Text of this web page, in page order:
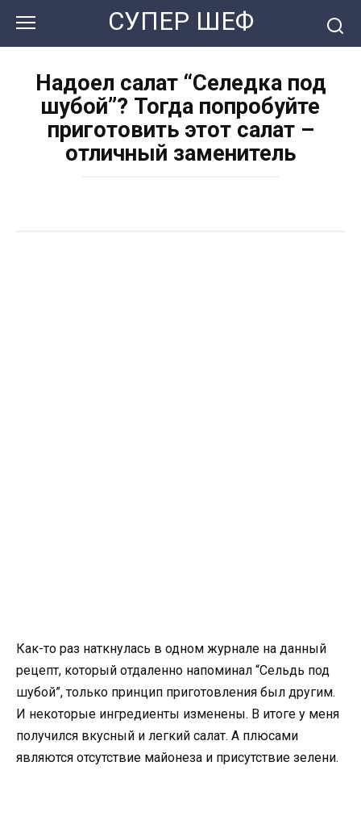
контенту
СУПЕР ШЕФ
Надоел салат “Селедка под
шубой”? Тогда попробуйте
приготовить этот салат –
отличный заменитель
Как-то раз наткнулась в одном журнале на данный
рецепт, который отдаленно напоминал “Сельдь под
шубой”, только принцип приготовления был другим.
И некоторые ингредиенты изменены. В итоге у меня
получился вкусный и легкий салат. А плюсами
являются отсутствие майонеза и присутствие зелени.